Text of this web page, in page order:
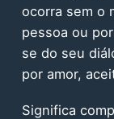
ocorra sem o
pessoa ou
se do seu
por amor,
Significa